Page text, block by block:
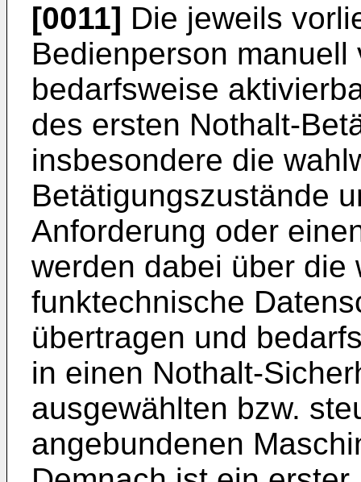
[0011] Die jeweils
Bedienperson
bedarfsweise
des ersten Nothalt-
insbesondere die
Betätigungszustände
Anforderung oder
werden dabei über die
funktechnische
übertragen und
in einen Nothalt-
ausgewählten bzw.
angebundenen